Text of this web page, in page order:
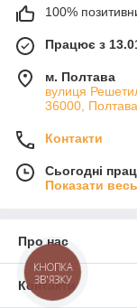
100%
Працює з
м. Полтава
вулиця
36000,
Контакти
Сьогодні
Показати
Про нас
Контакти
КНОПКА
ЗВ'ЯЗКУ